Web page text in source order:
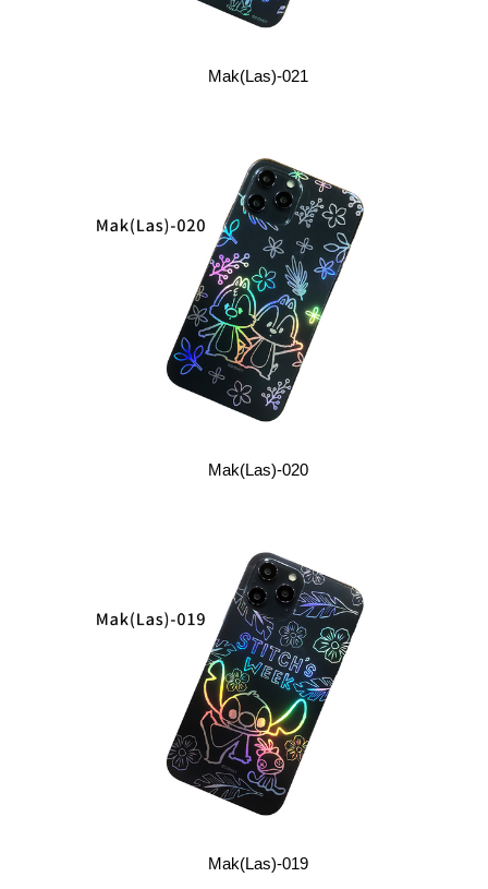
Mak(Las)-021
Mak(Las)-020
Mak(Las)-019